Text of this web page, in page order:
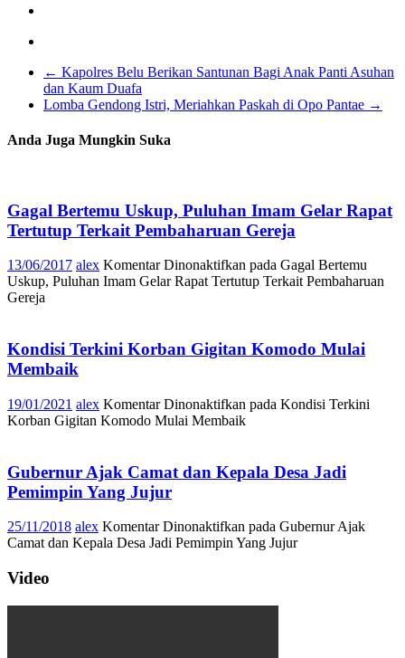
← Kapolres Belu Berikan Santunan Bagi Anak Panti Asuhan
dan Kaum Duafa
Lomba Gendong Istri, Meriahkan Paskah di Opo Pantae →
Anda Juga Mungkin Suka
Gagal Bertemu Uskup, Puluhan Imam Gelar Rapat
Tertutup Terkait Pembaharuan Gereja
13/06/2017 alex Komentar Dinonaktifkan pada Gagal Bertemu
Uskup, Puluhan Imam Gelar Rapat Tertutup Terkait Pembaharuan
Gereja
Kondisi Terkini Korban Gigitan Komodo Mulai
Membaik
19/01/2021 alex Komentar Dinonaktifkan pada Kondisi Terkini
Korban Gigitan Komodo Mulai Membaik
Gubernur Ajak Camat dan Kepala Desa Jadi
Pemimpin Yang Jujur
25/11/2018 alex Komentar Dinonaktifkan pada Gubernur Ajak
Camat dan Kepala Desa Jadi Pemimpin Yang Jujur
Video